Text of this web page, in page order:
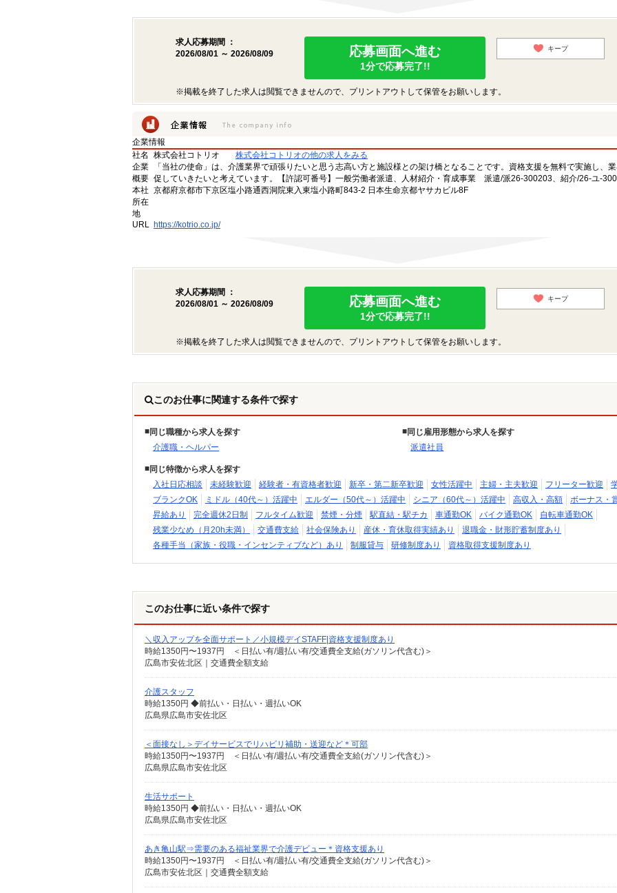
求人応募期間 ：
2026/08/01 ～ 2026/08/09
応募画面へ進む
1分で応募完了!!
キープ
※掲載を終了した求人は閲覧できませんので、プリントアウトして保管をお願いします。
企業情報
社名
株式会社コトリオ
株式会社コトリオの他の求人をみる
企業
概要
「当社の使命」は、介護業界で頑張りたいと思う志高い方と施設様との架け橋となることです。資格支援を無料で実施し、
促していきたいと考えています。【許認可番号】一般労働者派遣、人材紹介・育成事業 派遣/派26-300203、紹介/26-ユ-
本社
所在
地
京都府京都市下京区塩小路通西洞院東入東塩小路町843-2 日本生命京都ヤサカビル8F
URL https://kotrio.co.jp/
求人応募期間 ：
2026/08/01 ～ 2026/08/09
応募画面へ進む
1分で応募完了!!
キープ
※掲載を終了した求人は閲覧できませんので、プリントアウトして保管をお願いします。
このお仕事に関連する条件で探す
同じ職種から求人を探す
介護職・ヘルパー
同じ雇用形態から求人を探す
派遣社員
同じ特徴から求人を探す
入社日応相談
未経験歓迎 経験者・有資格者歓迎 新卒・第二新卒歓迎 女性活躍中 主婦・主夫歓迎 フリーター歓迎
ブランクOK
ミドル（40代～）活躍中 エルダー（50代～）活躍中 シニア（60代～）活躍中 高収入・高額
ボーナス・
昇給あり
完全週休2日制 フルタイム歓迎 禁煙・分煙 駅直結・駅チカ 車通勤OK バイク通勤OK
自転車通勤OK
残業少なめ（月20h未満）
交通費支給 社会保険あり 産休・育休取得実績あり
退職金・財形貯蓄制度あり
各種手当（家族・役職・インセンティブなど）あり
制服貸与 研修制度あり 資格取得支援制度あり
このお仕事に近い条件で探す
＼収入アップを全面サポート／小規模デイSTAFF|資格支援制度あり
時給1350円〜1937円 ＜日払い有/週払い有/交通費全支給(ガソリン代含む)＞
広島市安佐北区｜交通費全額支給
介護スタッフ
時給1350円 ◆前払い・日払い・週払いOK
広島県広島市安佐北区
＜面接なし＞デイサービスでリハビリ補助・送迎など＊可部
時給1350円〜1937円 ＜日払い有/週払い有/交通費全支給(ガソリン代含む)＞
広島県広島市安佐北区
生活サポート
時給1350円 ◆前払い・日払い・週払いOK
広島県広島市安佐北区
あき亀山駅⇒需要のある福祉業界で介護デビュー＊資格支援あり
時給1350円〜1937円 ＜日払い有/週払い有/交通費全支給(ガソリン代含む)＞
広島市安佐北区｜交通費全額支給